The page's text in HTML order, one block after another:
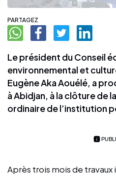
PARTAGEZ
Le président du Conseil
environnemental et
Eugène Aka Aouélé, a
à Abidjan, à la clôture de
ordinaire de l’institution
Après trois mois de